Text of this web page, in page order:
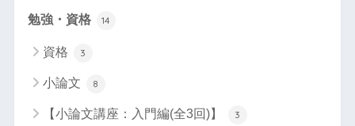
勉強・資格 14
資格 3
小論文 8
【小論文講座：入門編(全3回)】 3